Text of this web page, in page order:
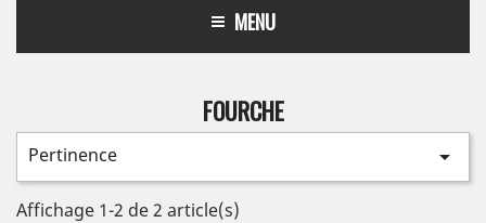
MENU
FOURCHE
Pertinence 
Affichage 1-2 de 2 article(s)